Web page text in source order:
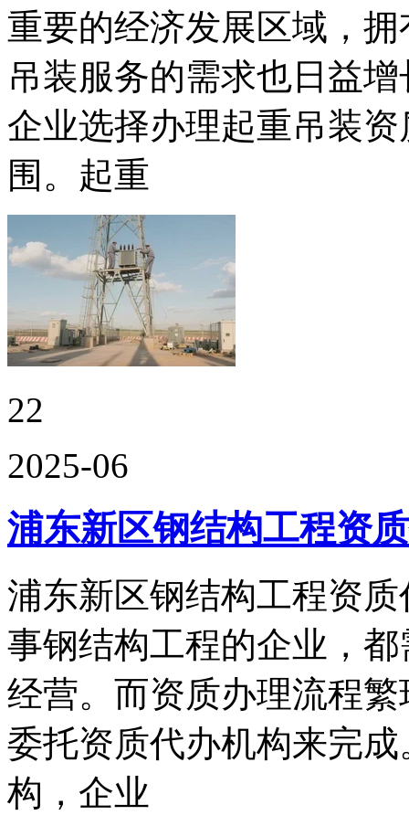
重要的经济发展区域，
吊装服务的需求也日益
企业选择办理起重吊装
围。起重
22
2025-06
浦东新区钢结构工程资
浦东新区钢结构工程资
事钢结构工程的企业，
经营。而资质办理流程
委托资质代办机构来完
构，企业